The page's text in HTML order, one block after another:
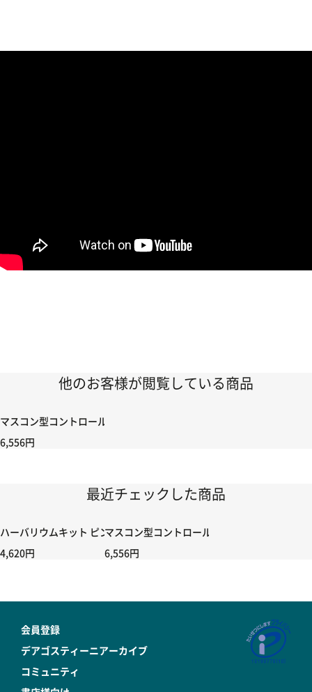
他のお客様が閲覧している商品
マスコン型コントロールハンドル付き コントローラー＆ポイント切り
6,556円
最近チェックした商品
ハーバリウムキット ピンク
4,620円
マスコン型コントロールハンドル付き コント
6,556円
会員登録
デアゴスティーニアーカイブ
コミュニティ